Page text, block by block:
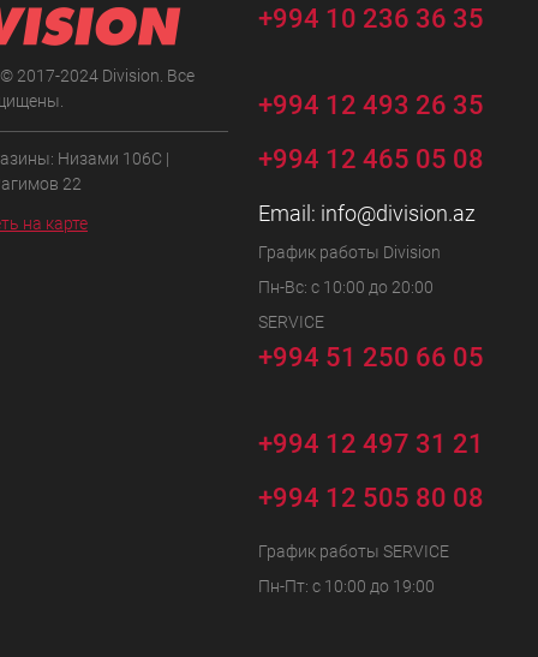
2017-2024 Division. Все
Низами 106C |
22
на карте
+994 10 236 36 35
+994 12 493 26 35
+994 12 465 05 08
Email: info@division.az
График работы Division
Пн-Вс: с 10:00 до 20:00
SERVICE
+994 51 250 66 05
+994 12 497 31 21
+994 12 505 80 08
График работы SERVICE
Пн-Пт: с 10:00 до 19:00